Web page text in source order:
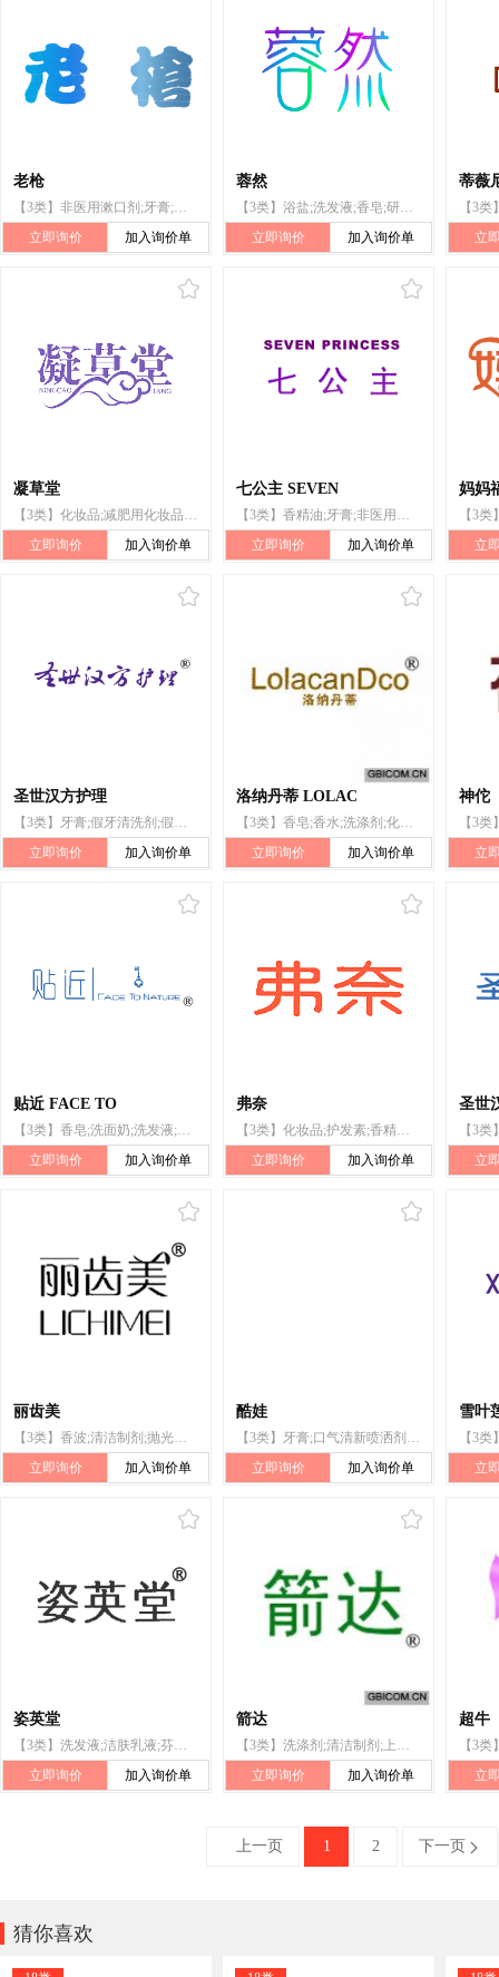
老枪
【3类】非医用漱口剂;牙膏;清洁假牙用制剂;假牙擦光剂;牙用抛光剂;口气清新喷洒剂;口香水
立即询价
加入询价单
蓉然
【3类】浴盐;洗发液;香皂;研磨剂;香精油;化妆品;香水;口气清新喷洒剂;动物用化妆品;空气芳香剂
立即询价
加入询价单
蒂薇
立
凝草堂
【3类】化妆品;减肥用化妆品;药皂;非医用沐浴盐;洗面奶;去渍剂;研磨膏;化妆品用香料;口气清新喷洒剂;香
立即询价
加入询价单
七公主 SEVEN
【3类】香精油;牙膏;非医用漱口剂;牙用抛光剂;口气清新喷洒剂;口香水;香;芬芳袋(干花瓣与香料的混合物)
立即询价
加入询价单
妈妈
立
圣世汉方护理
【3类】牙膏;假牙清洗剂;假牙擦光剂;牙用抛光剂;口气清新喷洒剂;非医用漱口剂;肥皂;去渍剂;化妆品;香
立即询价
加入询价单
洛纳丹蒂 LOLAC
【3类】香皂;香水;洗涤剂;化妆品;鞋粉;香;香精油;空气芳香剂;动物用化妆品;口气清新喷洒剂
立即询价
加入询价单
神佗
立
贴近 FACE TO
【3类】香皂;洗面奶;洗发液;浴液;护发素;肥皂;洁肤乳液;非医用漱口剂;口气清新喷洒剂;牙膏
立即询价
加入询价单
弗奈
【3类】化妆品;护发素;香精油;脱毛剂;香水;洗面奶;香波;成套化妆用具;动物用化妆品;口气清新喷洒剂
立即询价
加入询价单
圣世
立
丽齿美
【3类】香波;清洁制剂;抛光制剂;香料;化妆品;非医用漱口剂;牙膏;口气清新喷洒剂;口气清新片;口香水
立即询价
加入询价单
酷娃
【3类】牙膏;口气清新喷洒剂;非医用漱口剂;口香水;香;芬芳袋(干花瓣与香料的混合物);动物用化妆品
立即询价
加入询价单
雪叶
立
姿英堂
【3类】洗发液;洁肤乳液;芬芳袋(干花瓣与香料的混合物);洗涤剂;洗澡用化妆品;动物用化妆品;化妆品;清洁制剂;香水;口气清新喷洒剂
立即询价
加入询价单
箭达
【3类】洗涤剂;清洁制剂;上光剂;研磨剂;工业用香料;化妆品;牙膏;口气清新喷洒剂;芬芳袋(干花瓣与香料的混合物);动物用化妆品
立即询价
加入询价单
超牛
立
上一页 1 2 下一页 
猜你喜欢